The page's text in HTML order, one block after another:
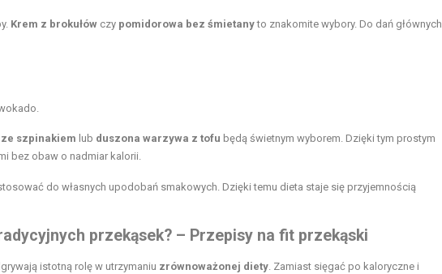
Krem z brokułów czy pomidorowa bez śmietanyto znakomite wybory. Do dań głównych
szpinakiem lub duszona warzywa z tofu będą świetnym wyborem. Dzięki tym prostym
bez obaw o nadmiar kalorii.
do własnych upodobań smakowych. Dzięki temu dieta staje się przyjemnością
przekąsek? – Przepisy na fit przekąski
istotną rolę w utrzymaniu zrównoważonej diety . Zamiast sięgać po kaloryczne i